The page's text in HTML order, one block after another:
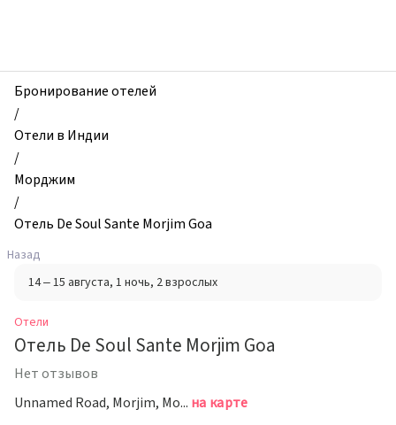
Отель
De
Soul
Sante
Morjim
Goa,
Морджим,
Индия
Бронирование отелей
/
Отели в Индии
/
Морджим
/
Отель De Soul Sante Morjim Goa
Назад
14 – 15 августа, 1 ночь, 2 взрослых
Отели
Отель De Soul Sante Morjim Goa
Нет отзывов
Unnamed Road, Morjim, Морджим на карте